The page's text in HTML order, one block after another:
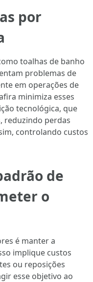
por
toalhas de banho
problemas de
em operações de
minimiza esses
tecnológica, que
reduzindo perdas
controlando custos
de
o
é manter a
implique custos
ou reposições
esse objetivo ao